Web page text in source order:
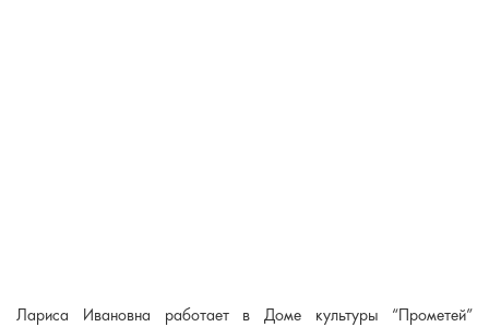
Лариса Ивановна работает в Доме культуры “Прометей”